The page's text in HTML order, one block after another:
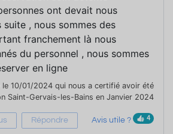
ont devait nous
suite , nous sommes des
franchement là nous
du personnel , nous sommes
en ligne
le 10/01/2024 qui nous a certifié avoir été
Saint-Gervais-les-Bains en Janvier 2024
Répondre Avis utile ? 4